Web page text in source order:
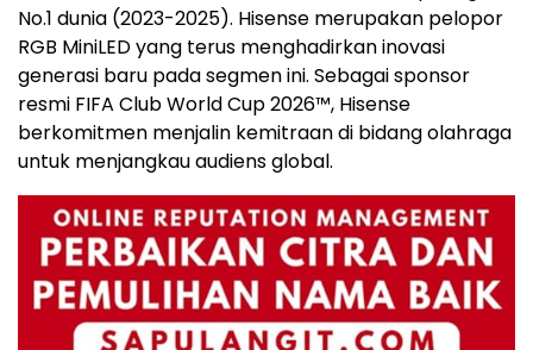
No.1 dunia (2023-2025). Hisense merupakan pelopor
RGB MiniLED yang terus menghadirkan inovasi
generasi baru pada segmen ini. Sebagai sponsor
resmi FIFA Club World Cup 2026™, Hisense
berkomitmen menjalin kemitraan di bidang olahraga
untuk menjangkau audiens global.